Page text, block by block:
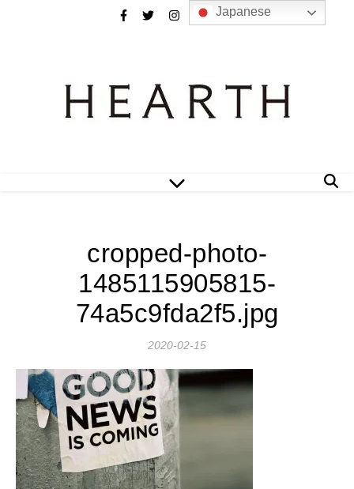
cropped-photo-
1485115905815-
74a5c9fda2f5.jpg
2020-02-15
Japanese